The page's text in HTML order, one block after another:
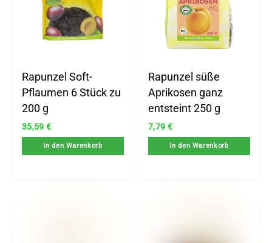
Rapunzel Soft-
Pflaumen 6 Stück zu
200 g
35,59 €
In den Warenkorb
Rapunzel süße
Aprikosen ganz
entsteint 250 g
7,79 €
In den Warenkorb